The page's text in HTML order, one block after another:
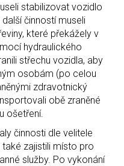
stabilizovat vozidlo
činností museli
které překážely v
hydraulického
střechu vozidla, aby
osobám (po celou
zdravotnický
obě zraněné
ošetření.
činnosti dle velitele
zajistili místo pro
služby. Po vykonání